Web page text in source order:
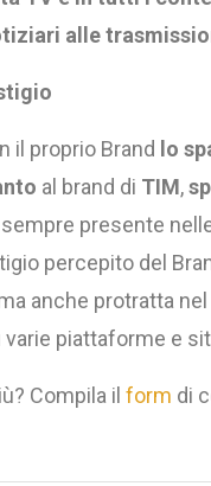
alle
il proprio Brand lo
al brand di TIM,
presente
percepito del
anche protratta
piattaforme e
Compila il form di